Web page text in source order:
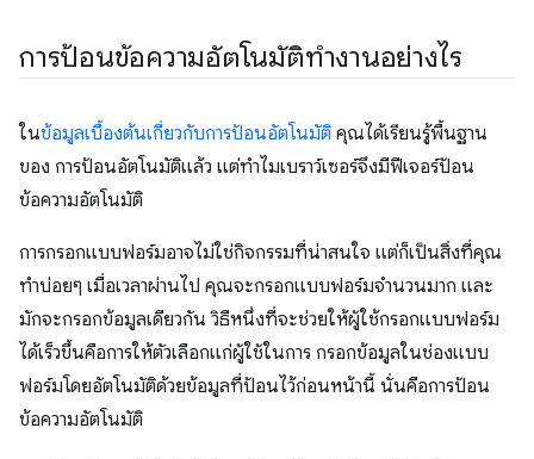
การป้อนข้อความอัตโนมัติทำงานอย่างไร
ในข้อมูลเบื้องต้นเกี่ยวกับการป้อนอัตโนมัติ คุณได้เรียนรู้พื้นฐาน
ของ การป้อนอัตโนมัติแล้ว แต่ทำไมเบราว์เซอร์จึงมีฟีเจอร์ป้อน
ข้อความอัตโนมัติ
การกรอกแบบฟอร์มอาจไม่ใช่กิจกรรมที่น่าสนใจ แต่ก็เป็นสิ่งที่คุณ
ทำบ่อยๆ เมื่อเวลาผ่านไป คุณจะกรอกแบบฟอร์มจำนวนมาก และ
มักจะกรอกข้อมูลเดียวกัน วิธีหนึ่งที่จะช่วยให้ผู้ใช้กรอกแบบฟอร์ม
ได้เร็วขึ้นคือการให้ตัวเลือกแก่ผู้ใช้ในการ กรอกข้อมูลในช่องแบบ
ฟอร์มโดยอัตโนมัติด้วยข้อมูลที่ป้อนไว้ก่อนหน้านี้ นั่นคือการป้อน
ข้อความอัตโนมัติ